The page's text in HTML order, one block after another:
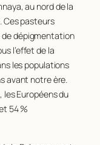
au nord de la
Ces pasteurs
dépigmentation
l’effet de la
les populations
avant notre ère.
les Européens du
54 %